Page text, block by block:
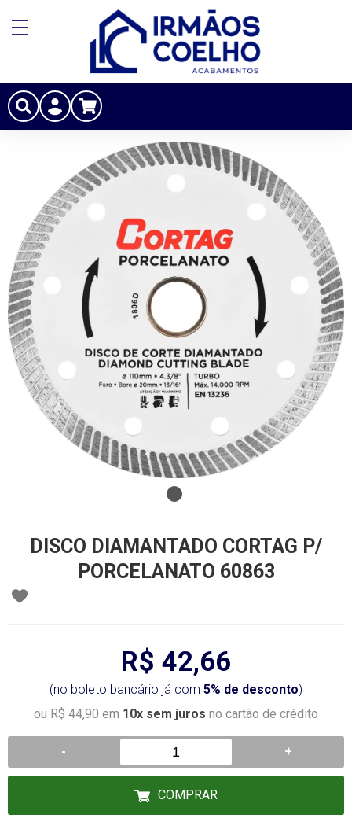
DISCO DIAMANTADO CORTAG P/
PORCELANATO 60863
R$ 42,66
(no boleto bancário já com 5% de desconto)
ou R$ 44,90 em 10x sem juros no cartão de crédito
- +
COMPRAR